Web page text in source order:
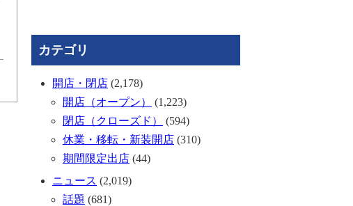
カテゴリ
開店・閉店 (2,178)
開店（オープン）
(1,223)
閉店（クローズド）
(594)
休業・移転・新装開店 (310)
期間限定出店 (44)
ニュース (2,019)
話題 (681)